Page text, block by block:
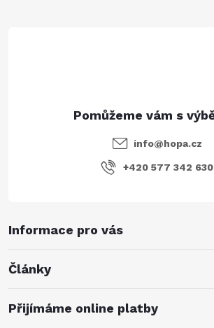
Informace pro vás
Články
info@hopa.cz
+420 577 342 630
Přijímáme online platby